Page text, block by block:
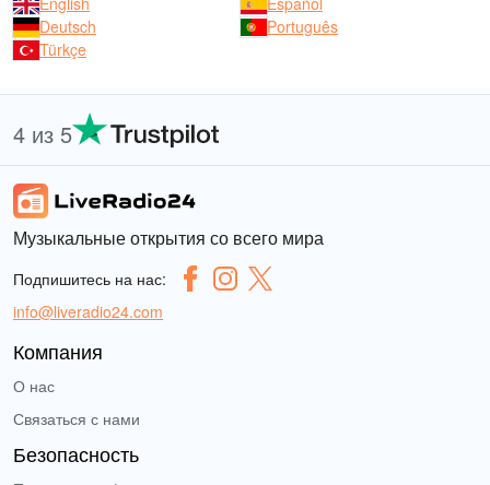
Deutsch
Português
Türkçe
4 из 5
Музыкальные открытия со всего мира
Подпишитесь на нас:
info@liveradio24.com
Компания
О нас
Связаться с нами
Безопасность